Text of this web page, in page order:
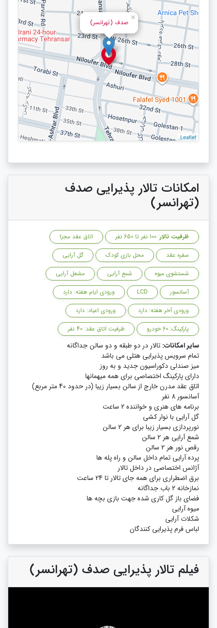
صدف (تهرانسر)
×
Leaflet
امکانات تالار پذیرایی صدف
(تهرانسر)
ظرفیت تالار: 100 نفر تا 650 نفر
اتاق عقد مجزا
سفره عقد
محل بازی کودک
گل آرایی
شستشوی میوه
شمع آرایی
مشعل آرایی
آسانسور
LCD
ورودی ایام هفته: دارد
ورودی آخر هفته: دارد
ورودی اعیاد: دارد
پارکینگ: 60 خودرو
ظرفیت اتاق عقد: 40 نفر
سایر امکانات: تالار در دو طبقه و دو سالن جداگانه
تمام سرویس پذیرایی هتلی می باشد
میز صندلی دکوراسیون جدید و به روز
دارای پارکینگ اختصاصی برای همه میهمانها
اتاق عقد مدرن خارج از سالن بسیار زیبا (در حدود 40 متر مربع)
آسانسور 8 نفر
برنامه های هنری و خواننده 2 ساعت
گل آرایی با نوار کشی
نورپردازی بسیار زیبا برای هر 2 سالن
شمع آرایی هر 2 سالن
رقص نور هر 2 سالن
پرده آرایی تمام داخل سالن و راه پله ها
آژانس اختصاصی در داخل تالار
برق اضطراری برای همه جای تالار تا 24 ساعت
نمازخانه 2 باب جداگانه
فضای باز گل کاری شده جهت بازی بچه ها
میوه آرایی
شکلات آرایی
لباس فرم پذیرایی کنندگان
فیلم تالار پذیرایی صدف (تهرانسر)